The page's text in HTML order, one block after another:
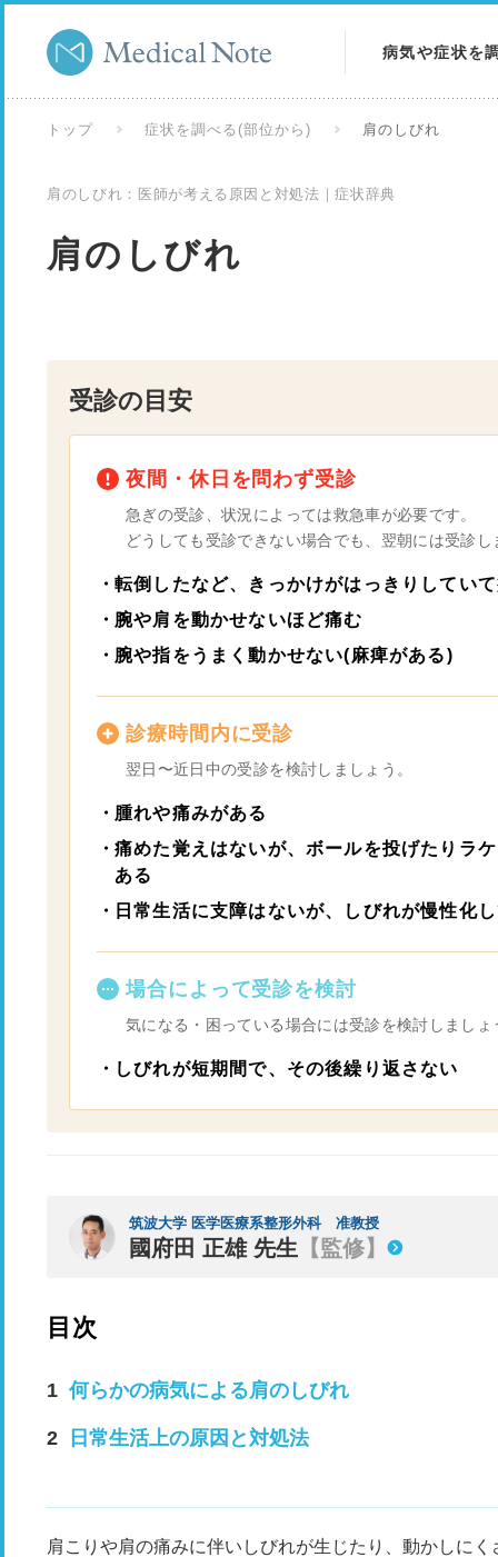
病気や症状を
トップ 症状を調べる(部位から) 肩のしびれ
肩のしびれ：医師が考える原因と対処法｜症状辞典
肩のしびれ
受診の目安
夜間・休日を問わず受診
急ぎの受診、状況によっては救急車が必要です。
どうしても受診できない場合でも、翌朝には受診し
転倒したなど、きっかけがはっきりしてい
腕や肩を動かせないほど痛む
腕や指をうまく動かせない(麻痺がある)
診療時間内に受診
翌日〜近日中の受診を検討しましょう。
腫れや痛みがある
痛めた覚えはないが、ボールを投げたりラ
ある
日常生活に支障はないが、しびれが慢性化
場合によって受診を検討
気になる・困っている場合には受診を検討しましょ
しびれが短期間で、その後繰り返さない
筑波大学 医学医療系整形外科 准教授
國府田 正雄 先生 【監修】
目次
何らかの病気による肩のしびれ
日常生活上の原因と対処法
肩こりや肩の痛みに伴いしびれが生じたり、動かしに